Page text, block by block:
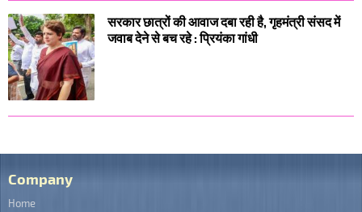
सरकार छात्रों की आवाज दबा रही है, गृहमंत्री संसद में
जवाब देने से बच रहे : प्रियंका गांधी
Company
Home